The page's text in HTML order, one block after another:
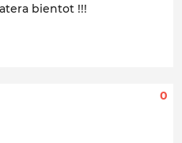
bientot !!!
0